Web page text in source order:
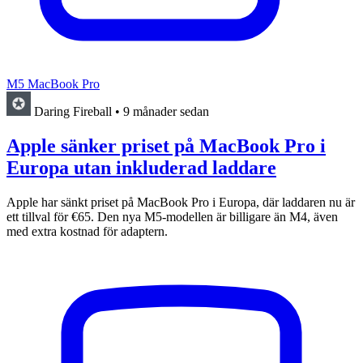
M5 MacBook Pro
Daring Fireball • 9 månader sedan
Apple sänker priset på MacBook Pro i
Europa utan inkluderad laddare
Apple har sänkt priset på MacBook Pro i Europa, där laddaren nu är
ett tillval för €65. Den nya M5-modellen är billigare än M4, även
med extra kostnad för adaptern.